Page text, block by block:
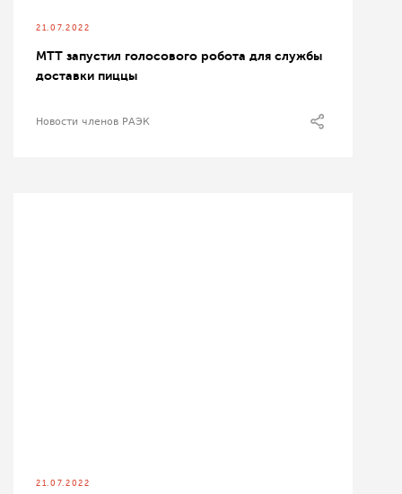
21.07.2022
МТТ запустил голосового робота для службы
доставки пиццы
Новости членов РАЭК
21.07.2022